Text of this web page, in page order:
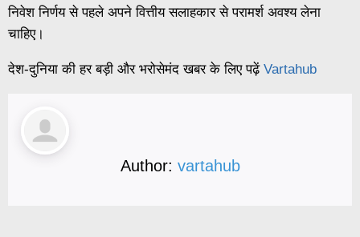
निवेश निर्णय से पहले अपने वित्तीय सलाहकार से परामर्श अवश्य लेना
चाहिए।
देश-दुनिया की हर बड़ी और भरोसेमंद खबर के लिए पढ़ें Vartahub
Author: vartahub